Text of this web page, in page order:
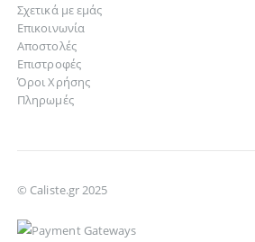
Σχετικά με εμάς
Επικοινωνία
Αποστολές
Επιστροφές
Όροι Χρήσης
Πληρωμές
© Caliste.gr 2025